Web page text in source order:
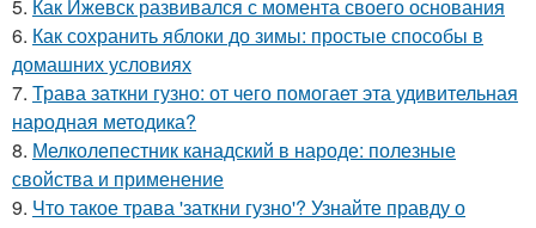
5. Как Ижевск развивался с момента своего основания
6. Как сохранить яблоки до зимы: простые способы в
домашних условиях
7. Трава заткни гузно: от чего помогает эта удивительная
народная методика?
8. Мелколепестник канадский в народе: полезные
свойства и применение
9. Что такое трава 'заткни гузно'? Узнайте правду о